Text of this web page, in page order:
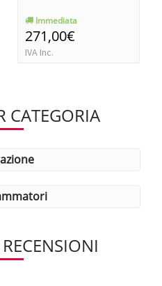
Immediata
271,00€
IVA Inc.
CATEGORIA